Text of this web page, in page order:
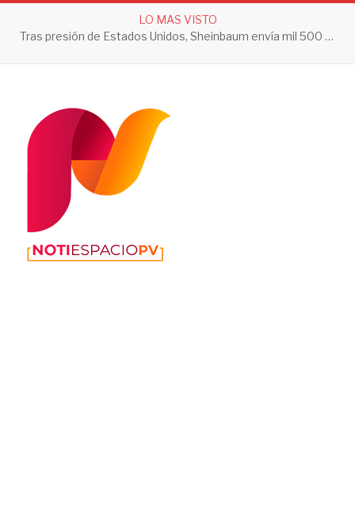
LO MAS VISTO
Tras presión de Estados Unidos, Sheinbaum envía mil 500 soldados a Michoacán